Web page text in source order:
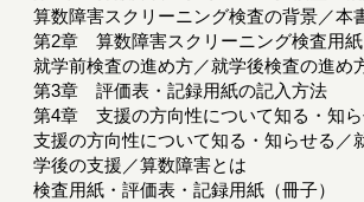
算数障害スクリーニング検査の背景／本
第2章 算数障害スクリーニング検査用
就学前検査の進め方／就学後検査の進め
第3章 評価表・記録用紙の記入方法
第4章 支援の方向性について知る・知ら
支援の方向性について知る・知らせる／
学後の支援／算数障害とは
検査用紙・評価表・記録用紙（冊子）